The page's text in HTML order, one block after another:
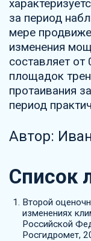
за период
мере
изменения
составляет
площадок
протаивания
период
Автор:
Список
Второй
изменениях
Российской
Росгидромет,